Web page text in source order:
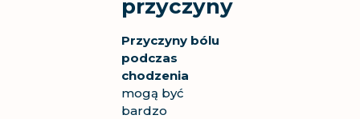
przyczyny
Przyczyny bólu
podczas
chodzenia
mogą być
bardzo